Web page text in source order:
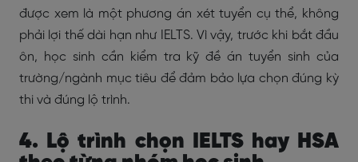
được xem là một phương án xét tuyển cụ thể, không
phải lợi thế dài hạn như IELTS. Vì vậy, trước khi bắt đầu
ôn, học sinh cần kiểm tra kỹ đề án tuyển sinh của
trường/ngành mục tiêu để đảm bảo lựa chọn đúng kỳ
thi và đúng lộ trình.
4. Lộ trình chọn IELTS hay HSA